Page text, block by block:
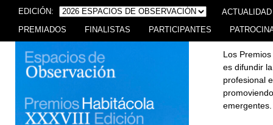
EDICIÓN: ACTUALIDAD
PREMIADOS FINALISTAS PARTICIPANTES
Los
es difundir
profesional
emergentes.